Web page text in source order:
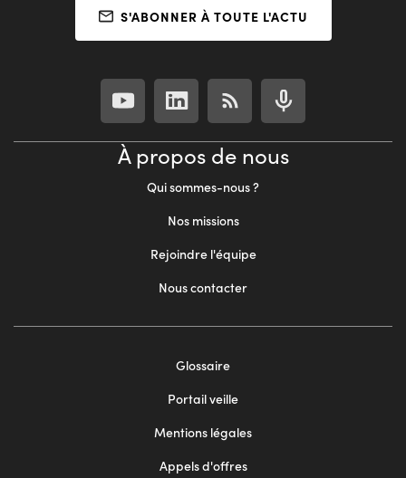
S'ABONNER À TOUTE L'ACTU
À propos de nous
Qui sommes-nous ?
Nos missions
Rejoindre l'équipe
Nous contacter
Glossaire
Portail veille
Mentions légales
Appels d'offres